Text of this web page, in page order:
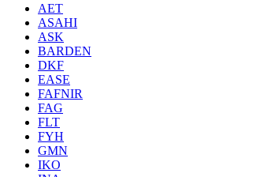
AET
ASAHI
ASK
BARDEN
DKF
EASE
FAFNIR
FAG
FLT
FYH
GMN
IKO